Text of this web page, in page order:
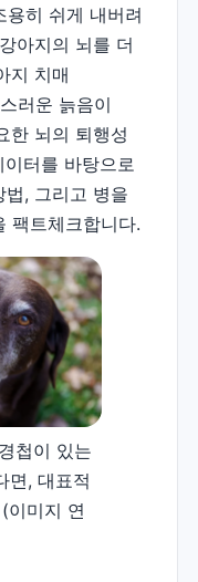
용히 쉬게 내버려
아지의 뇌를 더
지 치매
러운 늙음이
한 뇌의 퇴행성
터를 바탕으로
, 그리고 병을
팩트체크합니다.
첩이 있는
면, 대표적
이미지 연